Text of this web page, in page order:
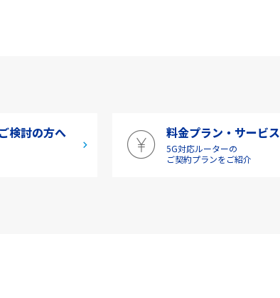
検討の方へ 料金プラン・サービス
5G対応ルーターの
ご契約プランをご紹介